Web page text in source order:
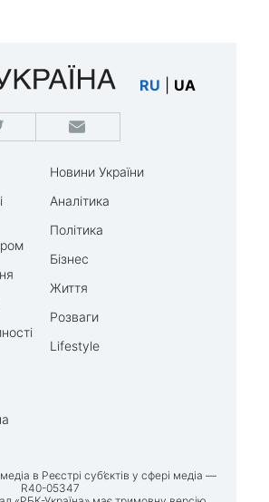
RU UA
Новини України
Аналітика
Політика
Бізнес
Життя
Розваги
Lifestyle
в Реєстрі суб’єктів у сфері медіа —
R40-05347